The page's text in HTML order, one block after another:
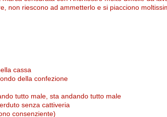
non riescono ad ammetterlo e si piacciono
cassa
della confezione
tutto male, sta andando tutto male
senza cattiveria
consenziente)